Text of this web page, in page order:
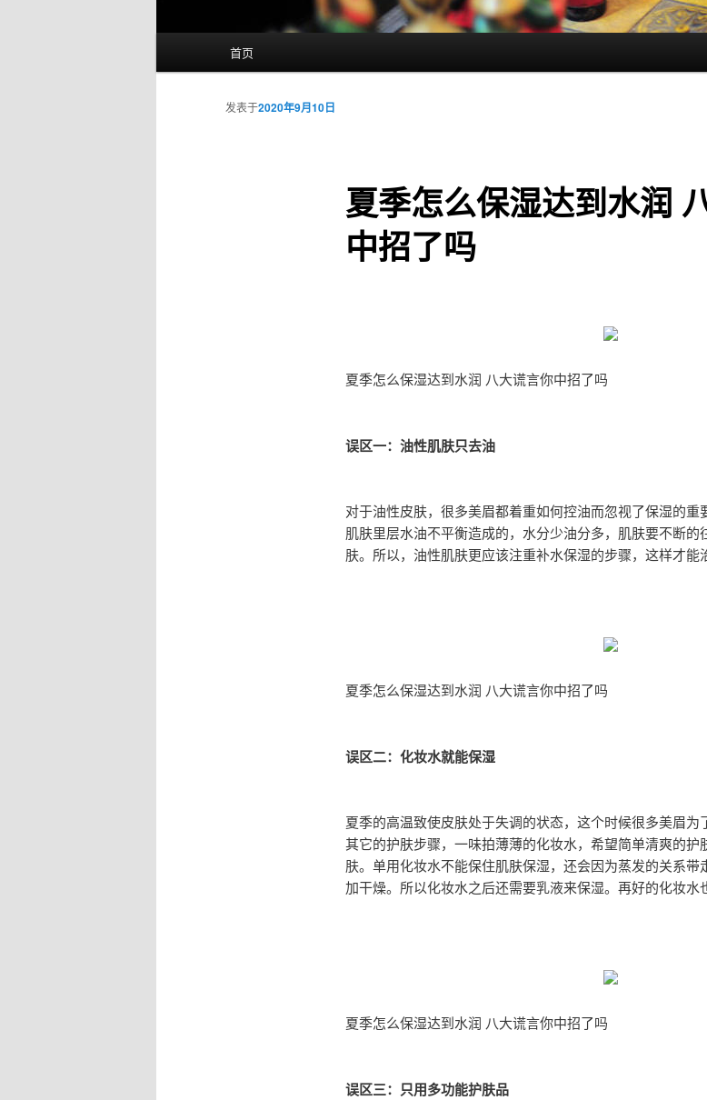
首页
夏季怎么保湿达到水润
中招了吗
发表于2020年9月10日
夏季怎么保湿达到水润 八大谎言你中招了吗
误区一：油性肌肤只去油
对于油性皮肤，很多美眉都着重如何控油而忽视了保湿的重
肌肤里层水油不平衡造成的，水分少油分多，肌肤要不断的
肤。所以，油性肌肤更应该注重补水保湿的步骤，这样才能
夏季怎么保湿达到水润 八大谎言你中招了吗
误区二：化妆水就能保湿
夏季的高温致使皮肤处于失调的状态，这个时候很多美眉为
其它的护肤步骤，一味拍薄薄的化妆水，希望简单清爽的护
肤。单用化妆水不能保住肌肤保湿，还会因为蒸发的关系带
加干燥。所以化妆水之后还需要乳液来保湿。再好的化妆水
夏季怎么保湿达到水润 八大谎言你中招了吗
误区三：只用多功能护肤品